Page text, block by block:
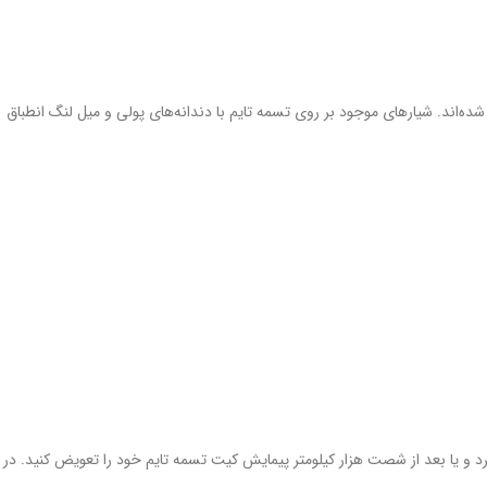
شیارهای موجود بر روی تسمه تایم با دندانه‌های پولی و میل لنگ انطباق
و یا بعد از شصت هزار کیلومتر پیمایش کیت تسمه تایم خود را تعویض کنید. در